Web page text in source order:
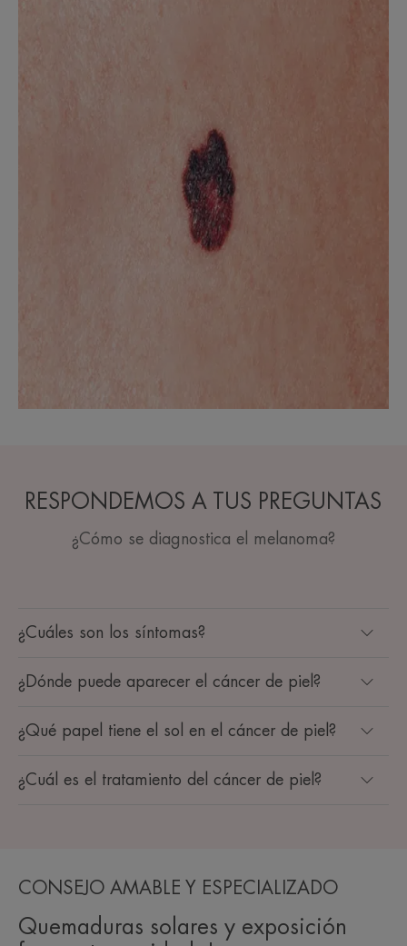
RESPONDEMOS A TUS PREGUNTAS
¿Cómo se diagnostica el melanoma?
¿Cuáles son los síntomas?
¿Dónde puede aparecer el cáncer de piel?
¿Qué papel tiene el sol en el cáncer de piel?
¿Cuál es el tratamiento del cáncer de piel?
CONSEJO AMABLE Y ESPECIALIZADO
Quemaduras solares y exposición